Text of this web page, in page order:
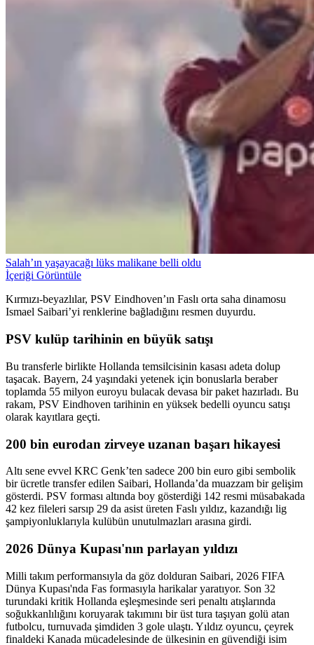
Salah’ın yaşayacağı lüks malikane belli oldu
İçeriği Görüntüle
Kırmızı-beyazlılar, PSV Eindhoven’ın Faslı orta saha dinamosu
Ismael Saibari’yi renklerine bağladığını resmen duyurdu.
PSV kulüp tarihinin en büyük satışı
Bu transferle birlikte Hollanda temsilcisinin kasası adeta dolup
taşacak. Bayern, 24 yaşındaki yetenek için bonuslarla beraber
toplamda 55 milyon euroyu bulacak devasa bir paket hazırladı. Bu
rakam, PSV Eindhoven tarihinin en yüksek bedelli oyuncu satışı
olarak kayıtlara geçti.
200 bin eurodan zirveye uzanan başarı hikayesi
Altı sene evvel KRC Genk’ten sadece 200 bin euro gibi sembolik
bir ücretle transfer edilen Saibari, Hollanda’da muazzam bir gelişim
gösterdi. PSV forması altında boy gösterdiği 142 resmi müsabakada
42 kez fileleri sarsıp 29 da asist üreten Faslı yıldız, kazandığı lig
şampiyonluklarıyla kulübün unutulmazları arasına girdi.
2026 Dünya Kupası'nın parlayan yıldızı
Milli takım performansıyla da göz dolduran Saibari, 2026 FIFA
Dünya Kupası'nda Fas formasıyla harikalar yaratıyor. Son 32
turundaki kritik Hollanda eşleşmesinde seri penaltı atışlarında
soğukkanlılığını koruyarak takımını bir üst tura taşıyan golü atan
futbolcu, turnuvada şimdiden 3 gole ulaştı. Yıldız oyuncu, çeyrek
finaldeki Kanada mücadelesinde de ülkesinin en güvendiği isim